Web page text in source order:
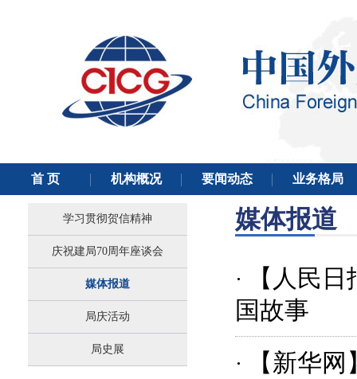
学习贯彻贺信精神
庆祝建局70周年座谈会
媒体报道
局庆活动
局史展
媒体报道
· 【人民
国故事
· 【新华